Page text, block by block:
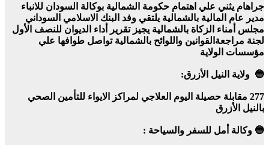
جراهام يثني علي اهتمام حكومة الشمالية بوكالة السودان للانباء
مدير عام المالية بالشمالية يلتقي وفد البنك الاسلامي السوداني
مجلس أمناء الزكاة بالشمالية يجيز تقرير أداء الديوان للنصف الأول
لجنة مراجعةالقوانين واللوائح بالشمالية تواصل طوافها علي
مؤسسات الولاية
🔵 ولاية النيل الأزرق:
277 مقابلة حصيلة اليوم العلاجي لمراكز الايواء للتأمين الصحي
بالنيل الأزرق
🔵 وكالة أمل للسفر والسياحة :